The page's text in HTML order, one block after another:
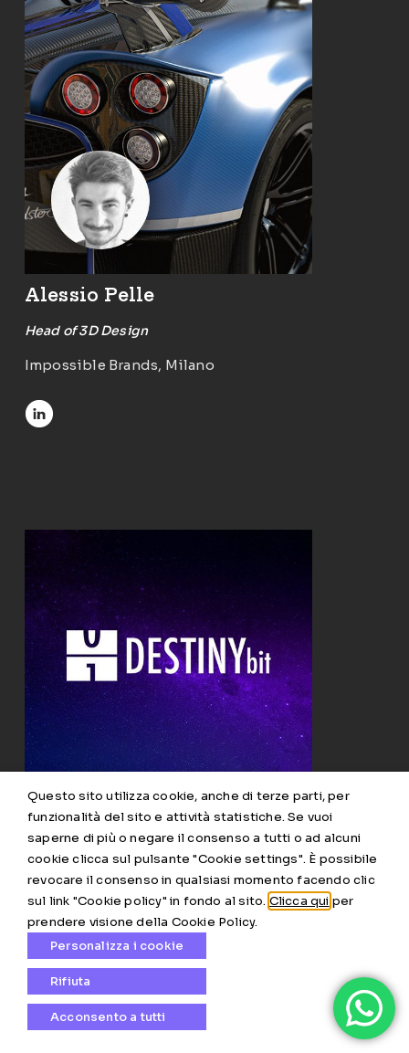
Alessio Pelle
Head of 3D Design
Impossible Brands, Milano
Patrizio Peloso
3D Animator
Destiny bit, Padova
Questo sito utilizza cookie, anche di terze parti, per
funzionalità del sito e attività statistiche. Se vuoi
saperne di più o negare il consenso a tutti o ad alcuni
cookie clicca sul pulsante "Cookie settings". È possibile
revocare il consenso in qualsiasi momento facendo clic
sul link "Cookie policy" in fondo al sito. Clicca qui per
prendere visione della Cookie Policy.
Personalizza i cookie
Rifiuta
Acconsento a tutti